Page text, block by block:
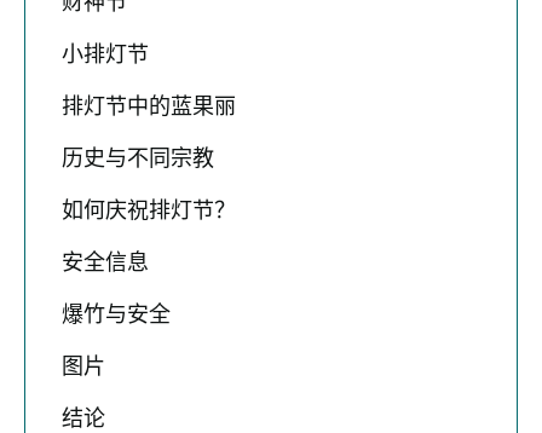
小排灯节
排灯节中的蓝果丽
历史与不同宗教
如何庆祝排灯节？
安全信息
爆竹与安全
图片
结论